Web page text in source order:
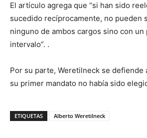
El artículo agrega que “si han sido
sucedido recíprocamente, no pueden
ninguno de ambos cargos sino con un
intervalo”. .
Por su parte, Weretilneck se defiende
su primer mandato no había sido
ETIQUETAS Alberto Weretilneck